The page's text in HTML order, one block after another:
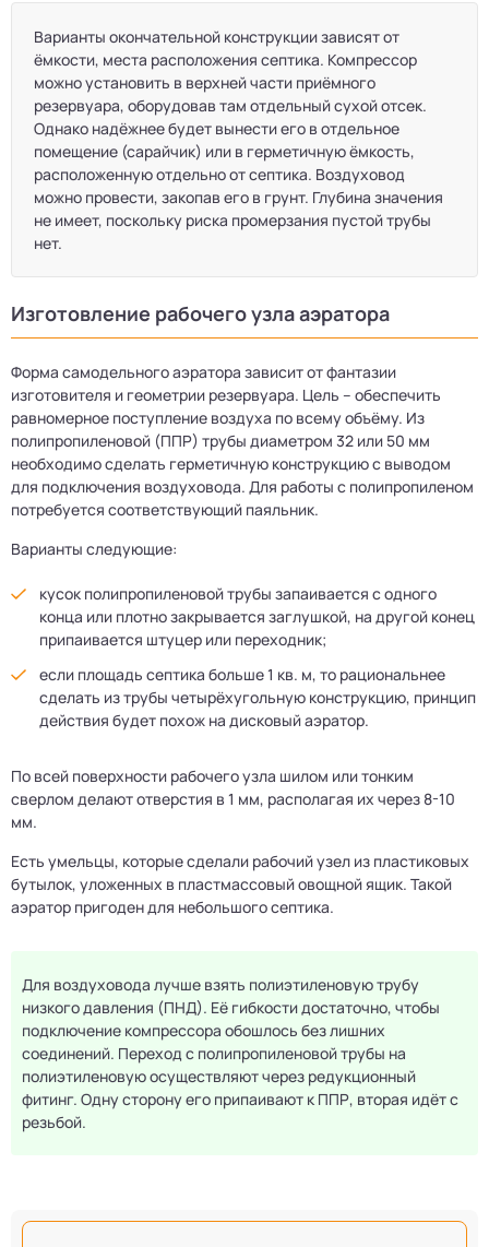
Варианты окончательной конструкции зависят от
ёмкости, места расположения септика. Компрессор
можно установить в верхней части приёмного
резервуара, оборудовав там отдельный сухой отсек.
Однако надёжнее будет вынести его в отдельное
помещение (сарайчик) или в герметичную ёмкость,
расположенную отдельно от септика. Воздуховод
можно провести, закопав его в грунт. Глубина значения
не имеет, поскольку риска промерзания пустой трубы
нет.
Изготовление рабочего узла аэратора
Форма самодельного аэратора зависит от фантазии
изготовителя и геометрии резервуара. Цель – обеспечить
равномерное поступление воздуха по всему объёму. Из
полипропиленовой (ППР) трубы диаметром 32 или 50 мм
необходимо сделать герметичную конструкцию с выводом
для подключения воздуховода. Для работы с полипропиленом
потребуется соответствующий паяльник.
Варианты следующие:
кусок полипропиленовой трубы запаивается с одного
конца или плотно закрывается заглушкой, на другой конец
припаивается штуцер или переходник;
если площадь септика больше 1 кв. м, то рациональнее
сделать из трубы четырёхугольную конструкцию, принцип
действия будет похож на дисковый аэратор.
По всей поверхности рабочего узла шилом или тонким
сверлом делают отверстия в 1 мм, располагая их через 8-10
мм.
Есть умельцы, которые сделали рабочий узел из пластиковых
бутылок, уложенных в пластмассовый овощной ящик. Такой
аэратор пригоден для небольшого септика.
Для воздуховода лучше взять полиэтиленовую трубу
низкого давления (ПНД). Её гибкости достаточно, чтобы
подключение компрессора обошлось без лишних
соединений. Переход с полипропиленовой трубы на
полиэтиленовую осуществляют через редукционный
фитинг. Одну сторону его припаивают к ППР, вторая идёт с
резьбой.